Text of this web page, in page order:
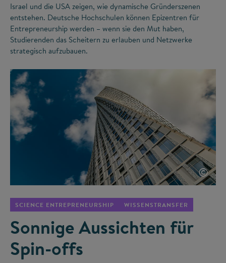
Israel und die USA zeigen, wie dynamische Gründerszenen
entstehen. Deutsche Hochschulen können Epizentren für
Entrepreneurship werden – wenn sie den Mut haben,
Studierenden das Scheitern zu erlauben und Netzwerke
strategisch aufzubauen.
©
SCIENCE ENTREPRENEURSHIP WISSENSTRANSFER
Sonnige Aussichten für
Spin-offs